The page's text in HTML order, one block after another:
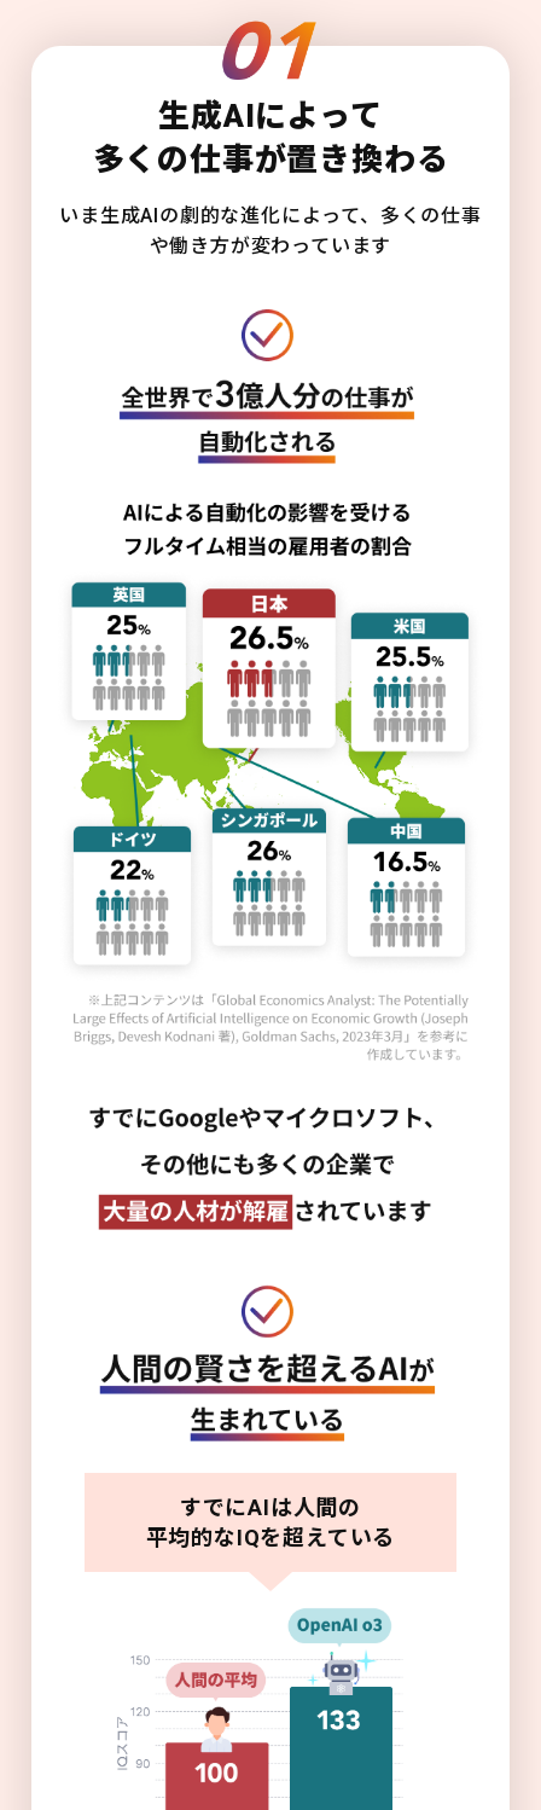
生成AIによって
多くの仕事が置き換わる
いま生成AIの劇的な進化によって、多くの仕事
や働き方が変わっています
すでにAIは人間の
平均的なIQを超えている